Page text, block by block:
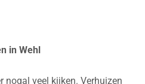
in Wehl
nogal veel kijken. Verhuizen